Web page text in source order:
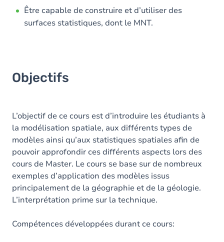
Être capable de construire et d’utiliser des
surfaces statistiques, dont le MNT.
Objectifs
L’objectif de ce cours est d’introduire les étudiants à
la modélisation spatiale, aux différents types de
modèles ainsi qu’aux statistiques spatiales afin de
pouvoir approfondir ces différents aspects lors des
cours de Master. Le cours se base sur de nombreux
exemples d’application des modèles issus
principalement de la géographie et de la géologie.
L’interprétation prime sur la technique.
Compétences développées durant ce cours: